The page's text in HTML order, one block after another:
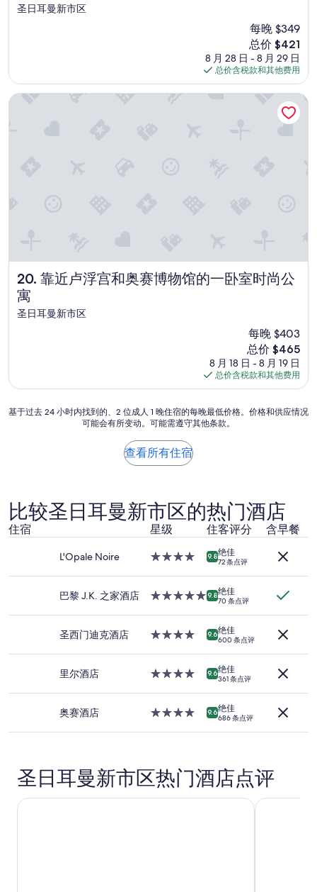
圣日耳曼新市区
每晚 $349
新
价
格
$421
总价 $421
8 月 28 日 - 8 月 29 日
总价含税款和其他费用
20. 靠近卢浮宫和奥赛博物馆的一卧室时尚公
寓
靠近卢浮宫和奥赛博物馆的一卧室时尚公寓
圣日耳曼新市区
每晚 $403
新
价
格
$465
总价 $465
8 月 18 日 - 8 月 19 日
总价含税款和其他费用
靠近卢浮宫和奥赛博物馆的一卧室时尚公寓
基
内
找
到
的、
成
晚
的
最
格。
情
基于过去 24 小时内找到的、2 位成人 1 晚住宿的每晚最低价格。价格和供应情况
可能会有所变动。可能需遵守其他条款。
查看所有住宿
比较圣日耳曼新市区的热门酒店
住宿 星级 住客评分 含早餐
L'Opale Noire
4.0
宿
9.8绝佳
72 条点评
巴黎 J.K. 之家酒店
5.0
宿
9.8绝佳
70 条点评
圣西门迪克酒店
4.0
宿
9.6绝佳
600 条点评
里尔酒店
4.0
宿
9.6绝佳
361 条点评
奥赛酒店
4.0
9.6绝佳
686 条点评
圣日耳曼新市区热门酒店点评
巴黎中心埃菲尔铁塔阿达吉欧公寓 宜必思巴黎